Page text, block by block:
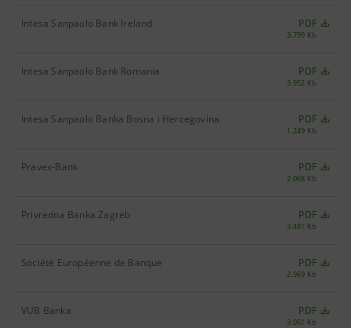
Intesa Sanpaolo Bank Ireland PDF
3.799 Kb
Intesa Sanpaolo Bank Romania PDF
3.952 Kb
Intesa Sanpaolo Banka Bosna i Hercegovina PDF
1.249 Kb
Pravex-Bank PDF
2.068 Kb
Privredna Banka Zagreb PDF
3.481 Kb
Société Européenne de Banque PDF
2.969 Kb
VUB Banka PDF
3.061 Kb